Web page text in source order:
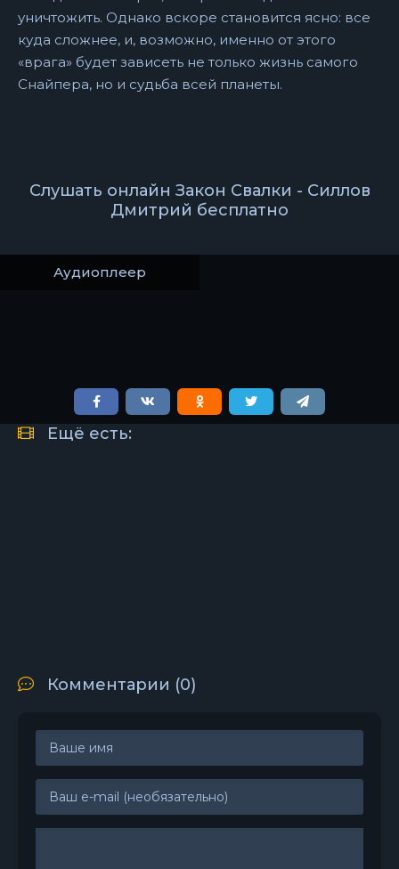
уничтожить. Однако вскоре становится ясно: все
куда сложнее, и, возможно, именно от этого
«врага» будет зависеть не только жизнь самого
Снайпера, но и судьба всей планеты.
Слушать онлайн Закон Свалки - Силлов
Дмитрий бесплатно
Аудиоплеер
Ещё есть:
Комментарии (0)